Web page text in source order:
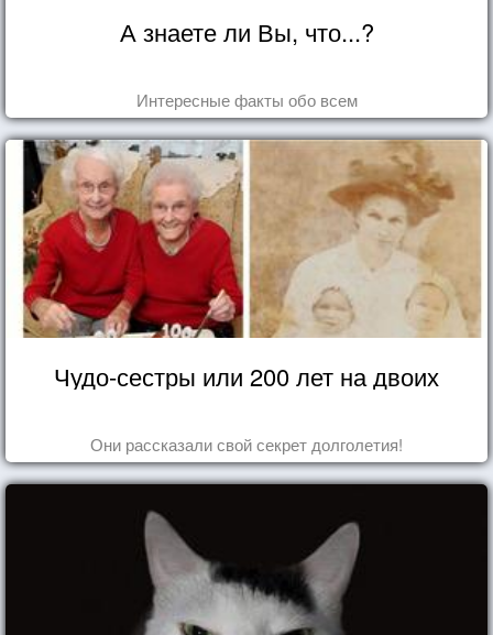
А знаете ли Вы, что...?
Интересные факты обо всем
Чудо-сестры или 200 лет на двоих
Они рассказали свой секрет долголетия!